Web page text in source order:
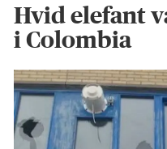
Hvid elefant
i Colombia